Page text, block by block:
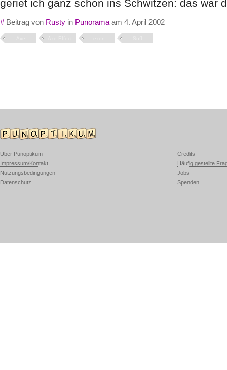
geriet ich ganz schön ins Schwitzen: das war
#Beitrag von Rusty in Punorama am 4. April 2002
Über Punoptikum
Impressum/Kontakt
Nutzungsbedingungen
Datenschutz
Credits
Häufig gestellte
Jobs
Spenden